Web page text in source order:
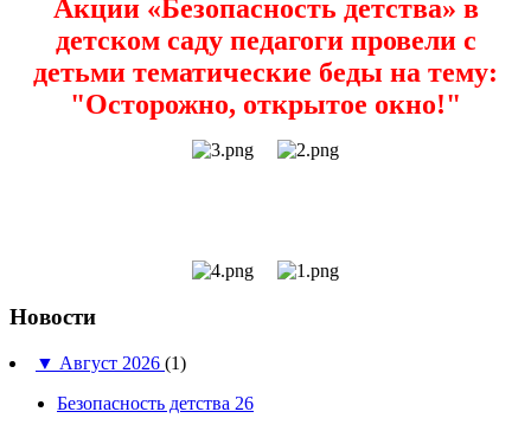
Акции «Безопасность детства» в
детском саду педагоги провели с
детьми тематические беды на тему:
"Осторожно, открытое окно!"
Новости
▼ Август 2026 (1)
Безопасность детства 26